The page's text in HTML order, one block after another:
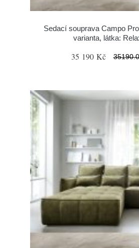
Sedací souprava Campo
varianta, látka:
35 190 Kč